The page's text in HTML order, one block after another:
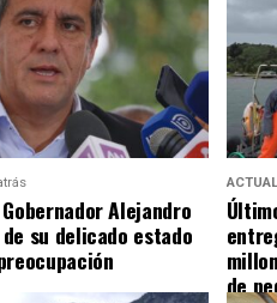
Alejandro
su delicado estado
de